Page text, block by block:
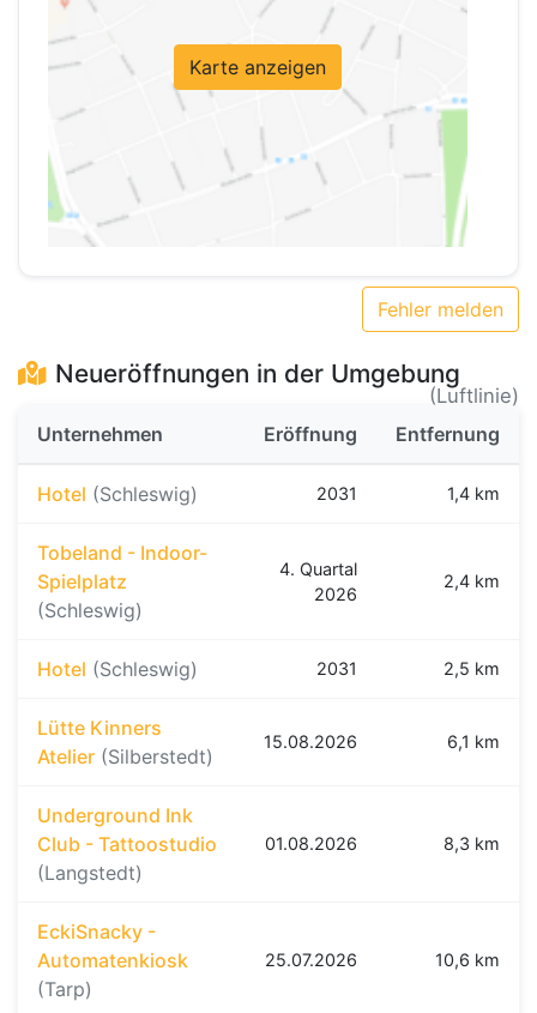
Karte anzeigen
Fehler melden
Neueröffnungen in der Umgebung
(Luftlinie)
Unternehmen
Eröffnung Entfernung
Hotel (Schleswig) 2031 1,4 km
Tobeland - Indoor-
Spielplatz
(Schleswig)
4. Quartal
2026
2,4 km
Hotel (Schleswig) 2031 2,5 km
Lütte Kinners
Atelier (Silberstedt)
15.08.2026 6,1 km
Underground Ink
Club - Tattoostudio
(Langstedt)
01.08.2026 8,3 km
EckiSnacky -
Automatenkiosk
(Tarp)
25.07.2026 10,6 km